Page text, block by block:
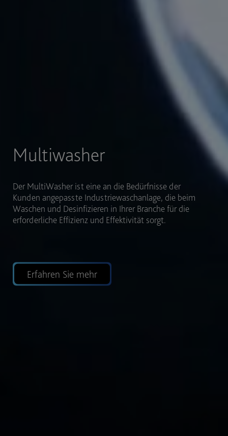
Sektoren
Mit der Möglichkeit, unterschiedliche Utensilien und
Funktionen in einem einzigen Waschgang zu
integrieren ist der MultiWasher so konzipiert, dass er
sich an unterschiedliche Industriesegmente anpassen
lässt, was eine größere Flexibilität bietet.
Erfahren Sie mehr